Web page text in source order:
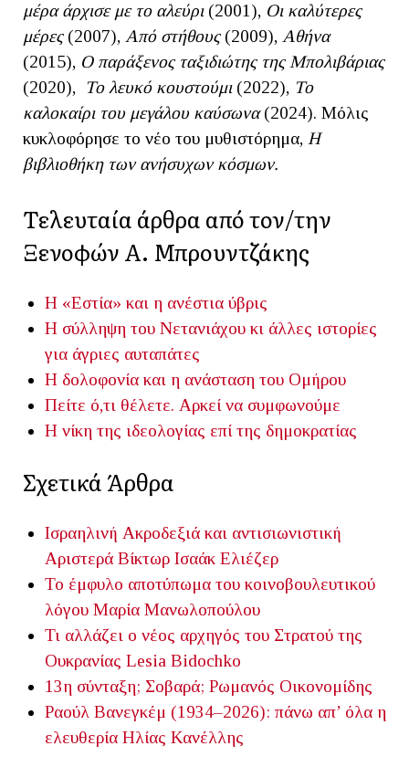
μέρα άρχισε με το αλεύρι(2001), Οι καλύτερες
μέρες(2007), Από στήθους(2009), Αθήνα
(2015), Ο παράξενος ταξιδιώτης της Μπολιβάριας
(2020),
Το λευκό κουστούμι(2022), Το
καλοκαίρι του μεγάλου καύσωνα(2024). Μόλις
κυκλοφόρησε το νέο του μυθιστόρημα, Η
βιβλιοθήκη των ανήσυχων κόσμων.
Τελευταία άρθρα από τον/την
Ξενοφών Α. Μπρουντζάκης
Η «Εστία» και η ανέστια ύβρις
Η σύλληψη του Νετανιάχου κι άλλες ιστορίες
για άγριες αυταπάτες
Η δολοφονία και η ανάσταση του Ομήρου
Πείτε ό,τι θέλετε. Αρκεί να συμφωνούμε
Η νίκη της ιδεολογίας επί της δημοκρατίας
Σχετικά Άρθρα
Ισραηλινή Ακροδεξιά και αντισιωνιστική
Αριστερά Βίκτωρ Ισαάκ Ελιέζερ
Το έμφυλο αποτύπωμα του κοινοβουλευτικού
λόγου Μαρία Μανωλοπούλου
Τι αλλάζει ο νέος αρχηγός του Στρατού της
Ουκρανίας Lesia Bidochko
13η σύνταξη; Σοβαρά; Ρωμανός Οικονομίδης
Ραούλ Βανεγκέμ (1934–2026): πάνω απ’ όλα η
ελευθερία Ηλίας Κανέλλης